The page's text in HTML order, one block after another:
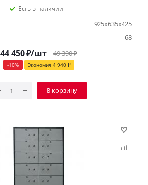
Есть в наличии
925х635х425
68
44 450₽/шт 49 390₽
-10% Экономия 4 940₽
В корзину